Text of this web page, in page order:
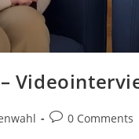
0 Comments